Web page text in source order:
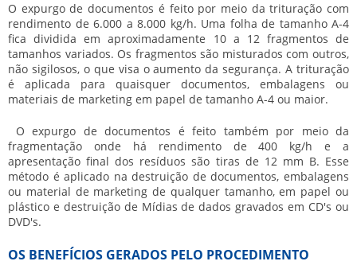
O expurgo de documentos é feito por meio da trituração com
rendimento de 6.000 a 8.000 kg/h. Uma folha de tamanho A-4
fica dividida em aproximadamente 10 a 12 fragmentos de
tamanhos variados. Os fragmentos são misturados com outros,
não sigilosos, o que visa o aumento da segurança. A trituração
é aplicada para quaisquer documentos, embalagens ou
materiais de marketing em papel de tamanho A-4 ou maior.
O expurgo de documentos é feito também por meio da
fragmentação onde há rendimento de 400 kg/h e a
apresentação final dos resíduos são tiras de 12 mm B. Esse
método é aplicado na destruição de documentos, embalagens
ou material de marketing de qualquer tamanho, em papel ou
plástico e destruição de Mídias de dados gravados em CD's ou
DVD's.
OS BENEFÍCIOS GERADOS PELO PROCEDIMENTO